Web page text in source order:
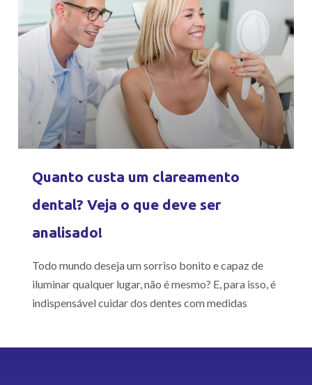
Quanto custa um clareamento
dental? Veja o que deve ser
analisado!
Todo mundo deseja um sorriso bonito e capaz de
iluminar qualquer lugar, não é mesmo? E, para isso, é
indispensável cuidar dos dentes com medidas